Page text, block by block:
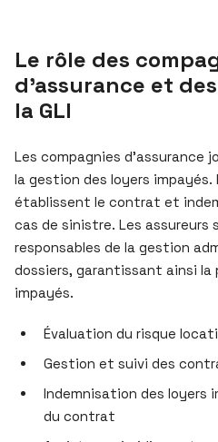
Le rôle des
d’assurance et
la GLI
Les compagnies d’assurance
la gestion des loyers impayés.
établissent le contrat et
cas de sinistre. Les assureurs
responsables de la gestion
dossiers, garantissant ainsi la
impayés.
Évaluation du risque
Gestion et suivi des
Indemnisation des loyers
du contrat